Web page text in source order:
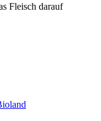
Fleisch darauf